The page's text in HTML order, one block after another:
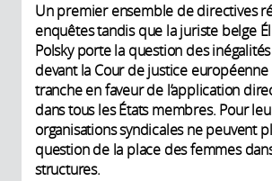
Un premier ensemble de directives
enquêtes tandis que la juriste belge
Polsky porte la question des
devant la Cour de justice européenne
tranche en faveur de l’application
dans tous les États membres. Pour
organisations syndicales ne peuvent
question de la place des femmes
structures.